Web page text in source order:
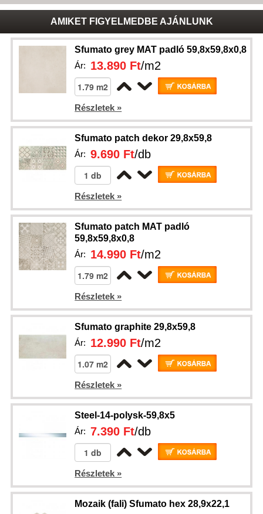
AMIKET FIGYELMEDBE AJÁNLUNK
Sfumato grey MAT padló 59,8x59,8x0,8
Ár: 13.890 Ft/m2
Részletek »
Sfumato patch dekor 29,8x59,8
Ár:9.690 Ft/db
Részletek »
Sfumato patch MAT padló
59,8x59,8x0,8
Ár: 14.990 Ft/m2
Részletek »
Sfumato graphite 29,8x59,8
Ár: 12.990 Ft/m2
Részletek »
Steel-14-polysk-59,8x5
Ár:7.390 Ft/db
Részletek »
Mozaik (fali) Sfumato hex 28,9x22,1